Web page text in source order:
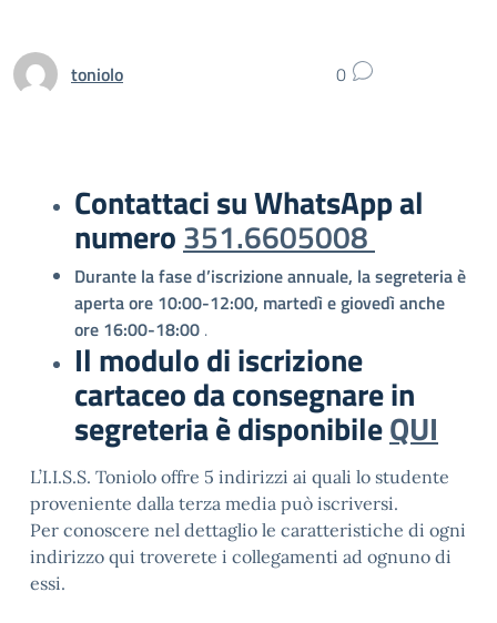
toniolo 0
Contattaci su WhatsApp al
numero351.6605008
Durante la fase d’iscrizione annuale, la segreteria è
aperta ore 10:00-12:00, martedì e giovedì anche
ore 16:00-18:00 .
Il modulo di iscrizione
cartaceo da consegnare in
segreteria è disponibileQUI
L’I.I.S.S. Toniolo offre 5 indirizzi ai quali lo studente
proveniente dalla terza media può iscriversi.
Per conoscere nel dettaglio le caratteristiche di ogni
indirizzo qui troverete i collegamenti ad ognuno di
essi.